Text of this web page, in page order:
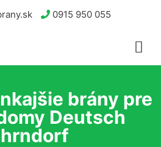
0915 950 055
brány pre
Deutsch